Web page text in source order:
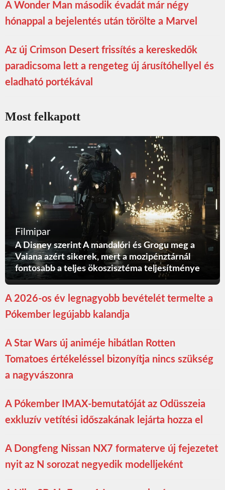
A Wonder Man második évadát már négy
hónappal a bejelentés után törölte a Marvel
Az új Crimson Desert frissítés a kereskedők
paradicsoma lett a rengeteg új árusítóhellyel és
eladható portékával
Most felkapott
Filmipar
A Disney szerint A mandalóri és Grogu meg a
Vaiana azért sikerek, mert a mozipénztárnál
fontosabb a teljes ökoszisztéma teljesítménye
A 2026-os év legnagyobb bevételét termelte a
Pókember legújabb kalandja
A Star Wars új animéje hibátlan Rotten
Tomatoes értékeléssel bizonyítja nincs szükség
a nagyvászonra
A Pókember IMAX-bemutatóját az Odüsszeia
exkluzív vetítési időszakának lejárta hozza el
A Dongfeng Nissan NX7 formaterve új fejezetet
nyit az N sorozat negyedik modelljeként